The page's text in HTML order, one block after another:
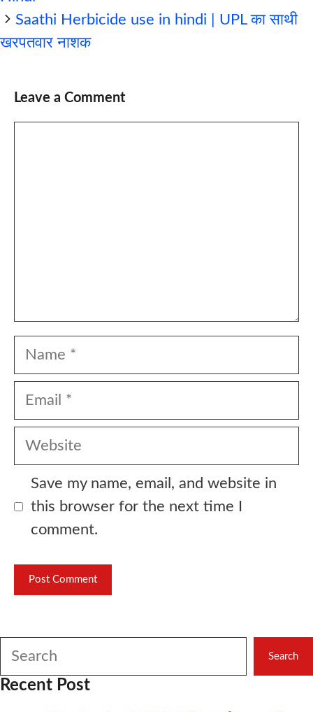
Saathi Herbicide use in hindi | UPL का साथी
खरपतवार नाशक
Leave a Comment
Name
Email
Website
Save my name, email, and website in
this browser for the next time I
comment.
Search
Search
Recent Post